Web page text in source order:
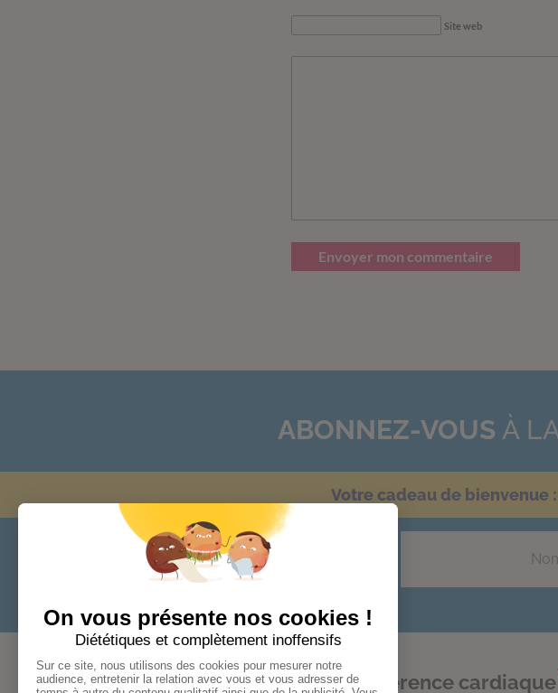
Site web
Envoyer mon commentaire
ABONNEZ-VOUS À
Votre cadeau de bienvenue :
Audace Bonheur Cohérence cardiaque